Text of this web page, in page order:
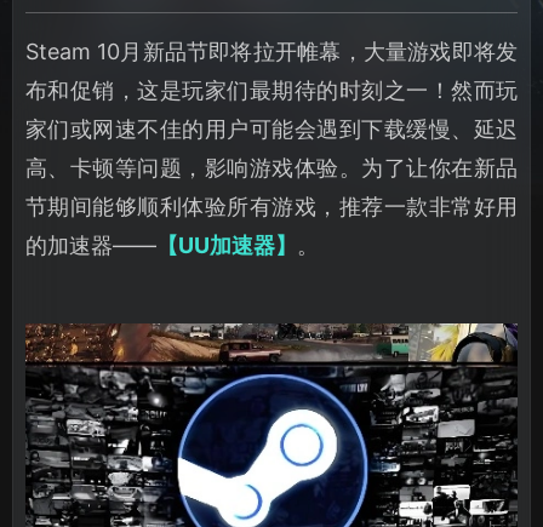
Steam 10月新品节即将拉开帷幕，大量游戏即将发
布和促销，这是玩家们最期待的时刻之一！然而玩
家们或网速不佳的用户可能会遇到下载缓慢、延迟
高、卡顿等问题，影响游戏体验。为了让你在新品
节期间能够顺利体验所有游戏，推荐一款非常好用
的加速器—— 【UU加速器】 。